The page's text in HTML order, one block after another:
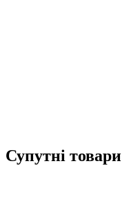
Супутні товари